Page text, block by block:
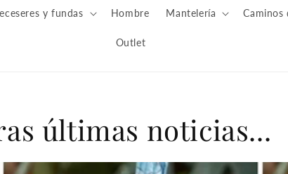
y fundas Hombre Mantelería Caminos
Outlet
últimas noticias...